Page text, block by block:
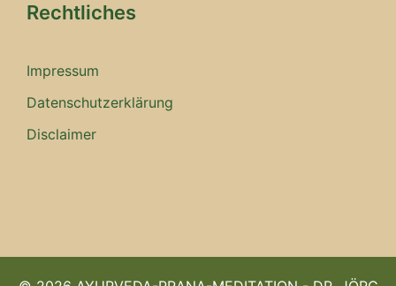
Rechtliches
Impressum
Datenschutzerklärung
Disclaimer